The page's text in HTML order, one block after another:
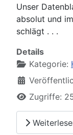
Unser
absolut und
schlägt . . .
Details
Kategorie:
Zugriffe: